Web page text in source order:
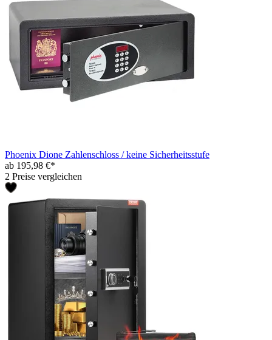
Phoenix Dione Zahlenschloss / keine Sicherheitsstufe
ab 195,98 €*
2 Preise vergleichen